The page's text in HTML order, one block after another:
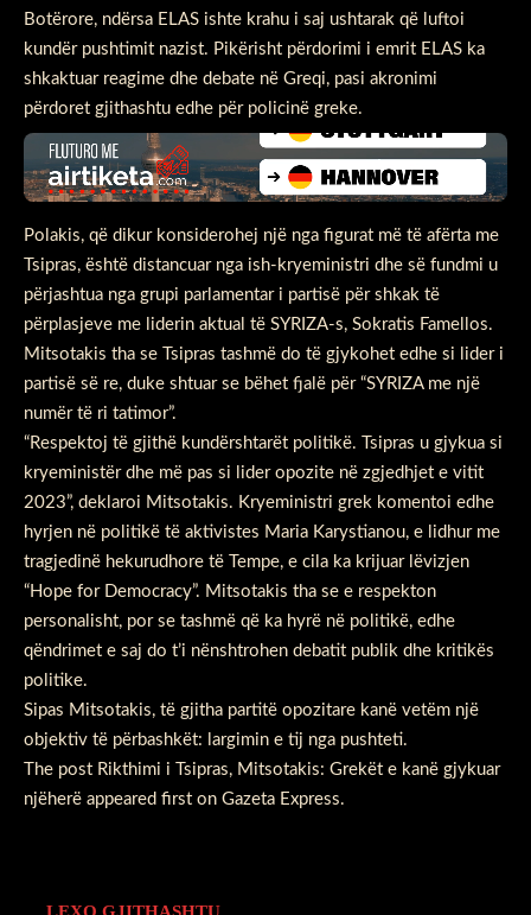
Botërore, ndërsa ELAS ishte krahu i saj ushtarak që luftoi
kundër pushtimit nazist. Pikërisht përdorimi i emrit ELAS ka
shkaktuar reagime dhe debate në Greqi, pasi akronimi
përdoret gjithashtu edhe për policinë greke.
Polakis, që dikur konsiderohej një nga figurat më të afërta me
Tsipras, është distancuar nga ish-kryeministri dhe së fundmi u
përjashtua nga grupi parlamentar i partisë për shkak të
përplasjeve me liderin aktual të SYRIZA-s, Sokratis Famellos.
Mitsotakis tha se Tsipras tashmë do të gjykohet edhe si lider i
partisë së re, duke shtuar se bëhet fjalë për “SYRIZA me një
numër të ri tatimor”.
“Respektoj të gjithë kundërshtarët politikë. Tsipras u gjykua si
kryeministër dhe më pas si lider opozite në zgjedhjet e vitit
2023”, deklaroi Mitsotakis. Kryeministri grek komentoi edhe
hyrjen në politikë të aktivistes Maria Karystianou, e lidhur me
tragjedinë hekurudhore të Tempe, e cila ka krijuar lëvizjen
“Hope for Democracy”. Mitsotakis tha se e respekton
personalisht, por se tashmë që ka hyrë në politikë, edhe
qëndrimet e saj do t’i nënshtrohen debatit publik dhe kritikës
politike.
Sipas Mitsotakis, të gjitha partitë opozitare kanë vetëm një
objektiv të përbashkët: largimin e tij nga pushteti.
The post Rikthimi i Tsipras, Mitsotakis: Grekët e kanë gjykuar
njëherë appeared first on Gazeta Express.